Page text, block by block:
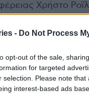
- Do Not Process
opt-out of the sale,
for targeted
selection. Please note
interest-based ads
Χρήστο
τον
καθώς
να
προσλήψεις
εξαιρετική. Θα